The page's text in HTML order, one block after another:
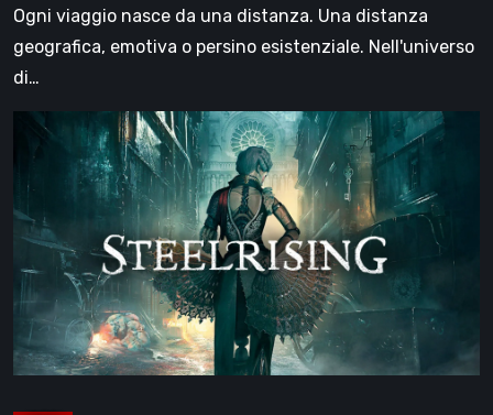
Ogni viaggio nasce da una distanza. Una distanza
geografica, emotiva o persino esistenziale. Nell'universo
di…
Steelrising,
recensione:
rivoluzione
sotto
ingranaggi
[Video]